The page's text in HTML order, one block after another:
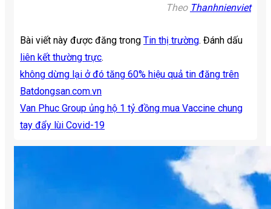
Theo Thanhnienviet
Bài viết này được đăng trong Tin thị trường. Đánh dấu
liên kết thường trực.
không dừng lại ở đó tăng 60% hiệu quả tin đăng trên
Batdongsan.com.vn
Van Phuc Group ủng hộ 1 tỷ đồng mua Vaccine chung
tay đẩy lùi Covid-19